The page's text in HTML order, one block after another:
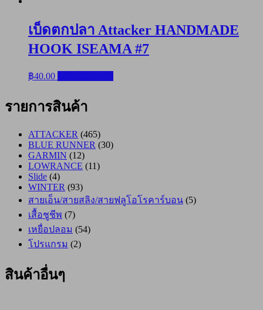
เบ็ดตกปลา Attacker HANDMADE
HOOK ISEAMA #7
฿40.00
รายการสินค้า
ATTACKER (465)
BLUE RUNNER (30)
GARMIN (12)
LOWRANCE (11)
Slide (4)
WINTER (93)
สายเอ็น/สายสลิง/สายฟลูโอโรคาร์บอน (5)
เสื้อชูชีพ (7)
เหยื่อปลอม (54)
โปรแกรม (2)
สินค้าอื่นๆ